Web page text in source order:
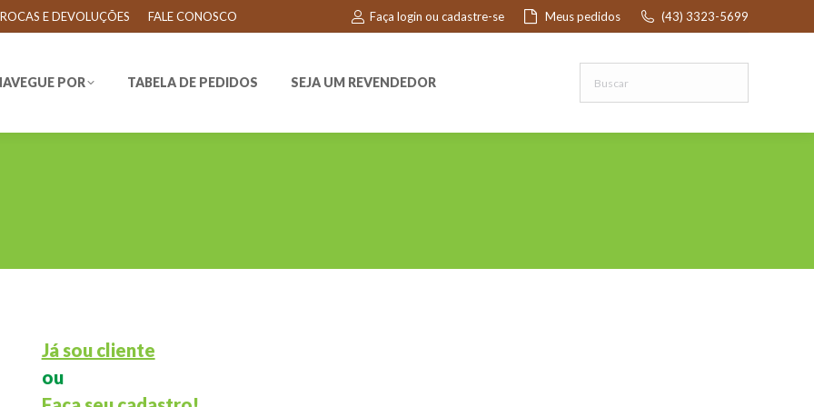
E DEVOLUÇÕES FALE CONOSCO Faça login ou cadastre-se Meus pedidos (43) 3323-5699
POR TABELA DE PEDIDOS SEJA UM REVENDEDOR
Já sou cliente
ou
POR TABELA DE PEDIDOS SEJA UM REVENDEDOR